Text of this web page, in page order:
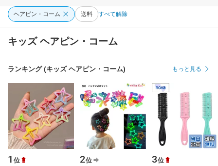
ヘアピン・コーム 送料 すべて解除
キッズ ヘアピン・コーム
ランキング (キッズ ヘアピン・コーム) もっと見る
1 位 2位 3位